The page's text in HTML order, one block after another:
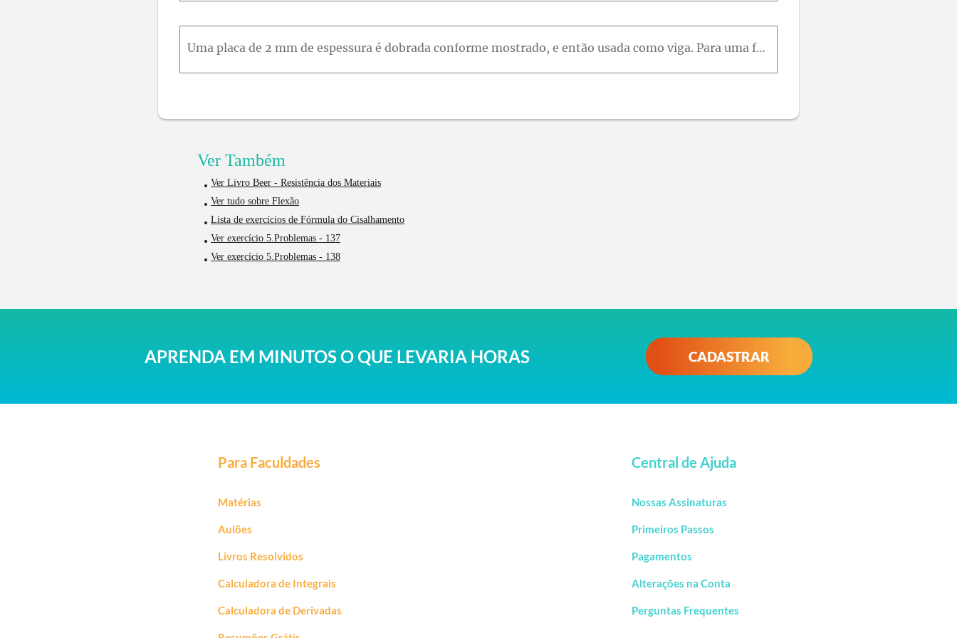
Uma placa de 2 mm de espessura é dobrada conforme mostrado, e então usada como viga. Para uma força cortante vertical de 5 kN, determine a tensão de cisalhamento nos cinco pontos indicados e esquemati
Ver Também
Ver Livro Beer - Resistência dos Materiais
Ver tudo sobre Flexão
Lista de exercícios de Fórmula do Cisalhamento
Ver exercício 5.Problemas - 137
Ver exercício 5.Problemas - 138
APRENDA EM MINUTOS O QUE LEVARIA HORAS CADASTRAR
Para Faculdades
Matérias
Aulões
Livros Resolvidos
Calculadora de Integrais
Calculadora de Derivadas
Central de Ajuda
Nossas Assinaturas
Primeiros Passos
Pagamentos
Alterações na Conta
Perguntas Frequentes